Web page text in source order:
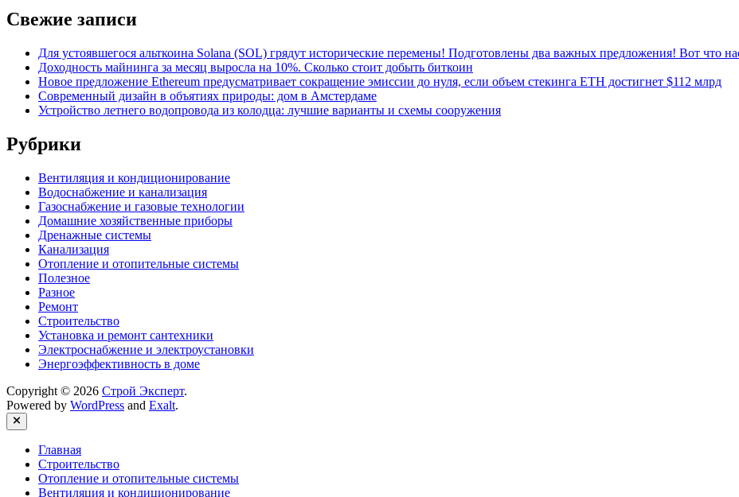
Свежие записи
Для устоявшегося альткоина Solana (SOL) грядут исторические перемены! Подготовлены два важных предложения! Вот что
Доходность майнинга за месяц выросла на 10%. Сколько стоит добыть биткоин
Новое предложение Ethereum предусматривает сокращение эмиссии до нуля, если объем стекинга ETH достигнет $112 млрд
Современный дизайн в объятиях природы: дом в Амстердаме
Устройство летнего водопровода из колодца: лучшие варианты и схемы сооружения
Рубрики
Вентиляция и кондиционирование
Водоснабжение и канализация
Газоснабжение и газовые технологии
Домашние хозяйственные приборы
Дренажные системы
Канализация
Отопление и отопительные системы
Полезное
Разное
Ремонт
Строительство
Установка и ремонт сантехники
Электроснабжение и электроустановки
Энергоэффективность в доме
Copyright © 2026 Строй Эксперт.
Powered by WordPress and Exalt.
Close
Главная
Строительство
Отопление и отопительные системы
Вентиляция и кондиционирование